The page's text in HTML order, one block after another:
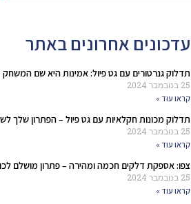
עדכונים אחרונים באתר
תדלוק גנרטורים עם גט פיול: אמינות היא שם המשחק
25 בנובמבר 2024
קראו עוד »
תדלוק מכונות חקלאיות עם גט פיול – הפתרון שלך
25 בנובמבר 2024
קראו עוד »
צפו: אספקת דלקים חכמה ומהירה – פתרון מושלם
25 בנובמבר 2024
קראו עוד »